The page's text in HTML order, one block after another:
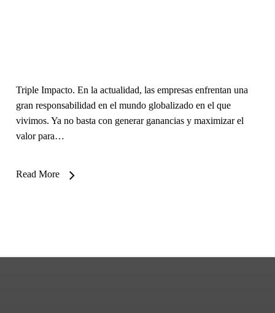
Triple Impacto. En la actualidad, las empresas enfrentan una
gran responsabilidad en el mundo globalizado en el que
vivimos. Ya no basta con generar ganancias y maximizar el
valor para…
Read More